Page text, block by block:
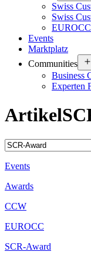
Swiss
Swiss
EUROCC
Events
Marktplatz
Communities
Business
Experten
Artikel
Events
Awards
CCW
EUROCC
SCR-Award